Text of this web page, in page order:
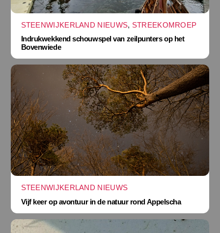
STEENWIJKERLAND NIEUWS, STREEKOMROEP
Indrukwekkend schouwspel van zeilpunters op het
Bovenwiede
STEENWIJKERLAND NIEUWS
Vijf keer op avontuur in de natuur rond Appelscha